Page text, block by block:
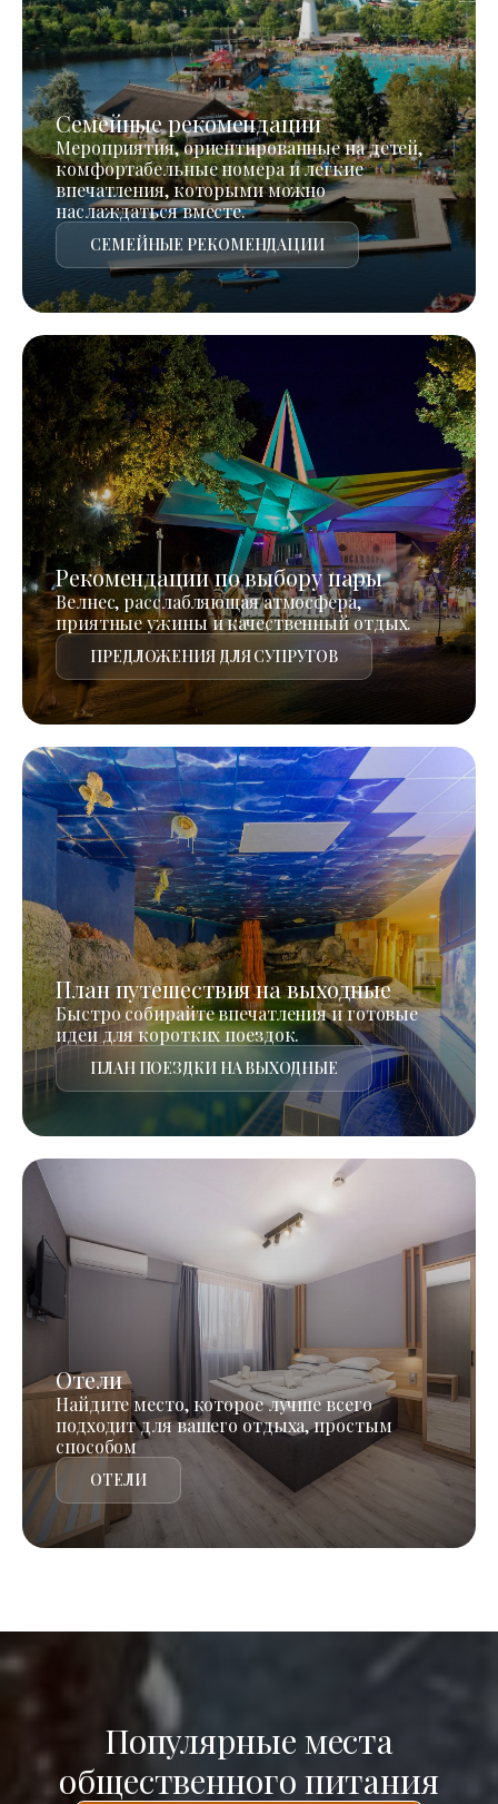
Семейные рекомендации
Мероприятия, ориентированные на детей,
комфортабельные номера и легкие
впечатления, которыми можно
наслаждаться вместе.
СЕМЕЙНЫЕ РЕКОМЕНДАЦИИ
Рекомендации по выбору пары
Велнес, расслабляющая атмосфера,
приятные ужины и качественный отдых.
ПРЕДЛОЖЕНИЯ ДЛЯ СУПРУГОВ
План путешествия на выходные
Быстро собирайте впечатления и готовые
идеи для коротких поездок.
ПЛАН ПОЕЗДКИ НА ВЫХОДНЫЕ
Отели
Найдите место, которое лучше всего
подходит для вашего отдыха, простым
способом
ОТЕЛИ
Популярные места
общественного питания